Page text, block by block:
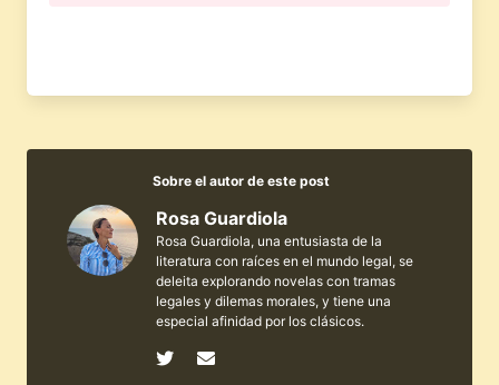
Sobre el autor de este post
Rosa Guardiola
Rosa Guardiola, una entusiasta de la
literatura con raíces en el mundo legal, se
deleita explorando novelas con tramas
legales y dilemas morales, y tiene una
especial afinidad por los clásicos.